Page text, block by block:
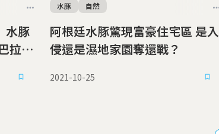
水豚
拉」
阿根廷水豚驚現富豪住宅區 是入
侵還是濕地家園奪還戰？
水豚 自然
2021-10-25